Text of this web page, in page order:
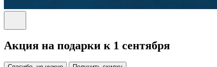
Акция на подарки к 1 сентября